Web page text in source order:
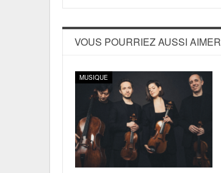
VOUS POURRIEZ AUSSI AIMER
MUSIQUE